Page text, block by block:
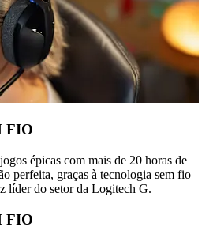
FIO
épicas com mais de 20 horas de
perfeita, graças à tecnologia sem fio
do setor da Logitech G.
FIO